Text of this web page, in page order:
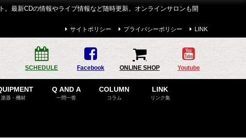
最新CDの情報やライブ情報など随時更新。オンラインサロンも開
サイトポリシー プライバシーポリシー LINK
SCHEDULE Facebook ONLINE SHOP Youtube
楽器・機材
Q AND A
一問一答
COLUMN
コラム
LINK
リンク集